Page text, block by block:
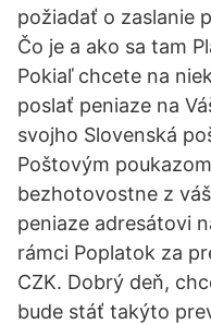
požiadať o zaslanie
Čo je a ako sa tam
Pokiaľ chcete na
poslať peniaze na
svojho Slovenská
Poštovým
bezhotovostne z
peniaze adresátovi
rámci Poplatok za
CZK. Dobrý deň,
bude stáť takýto